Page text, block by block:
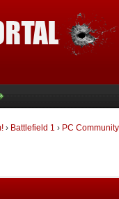
› Battlefield 1 › PC Community